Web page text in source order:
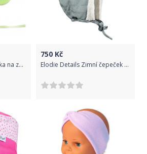
Novorozenecká čepička na zavazování - sv. zelená, Velikost koj. oblečení 68 (4-6m)
750 Kč
Elodie Details Zimní čepeček pro miminka Pebble Green 0-3m